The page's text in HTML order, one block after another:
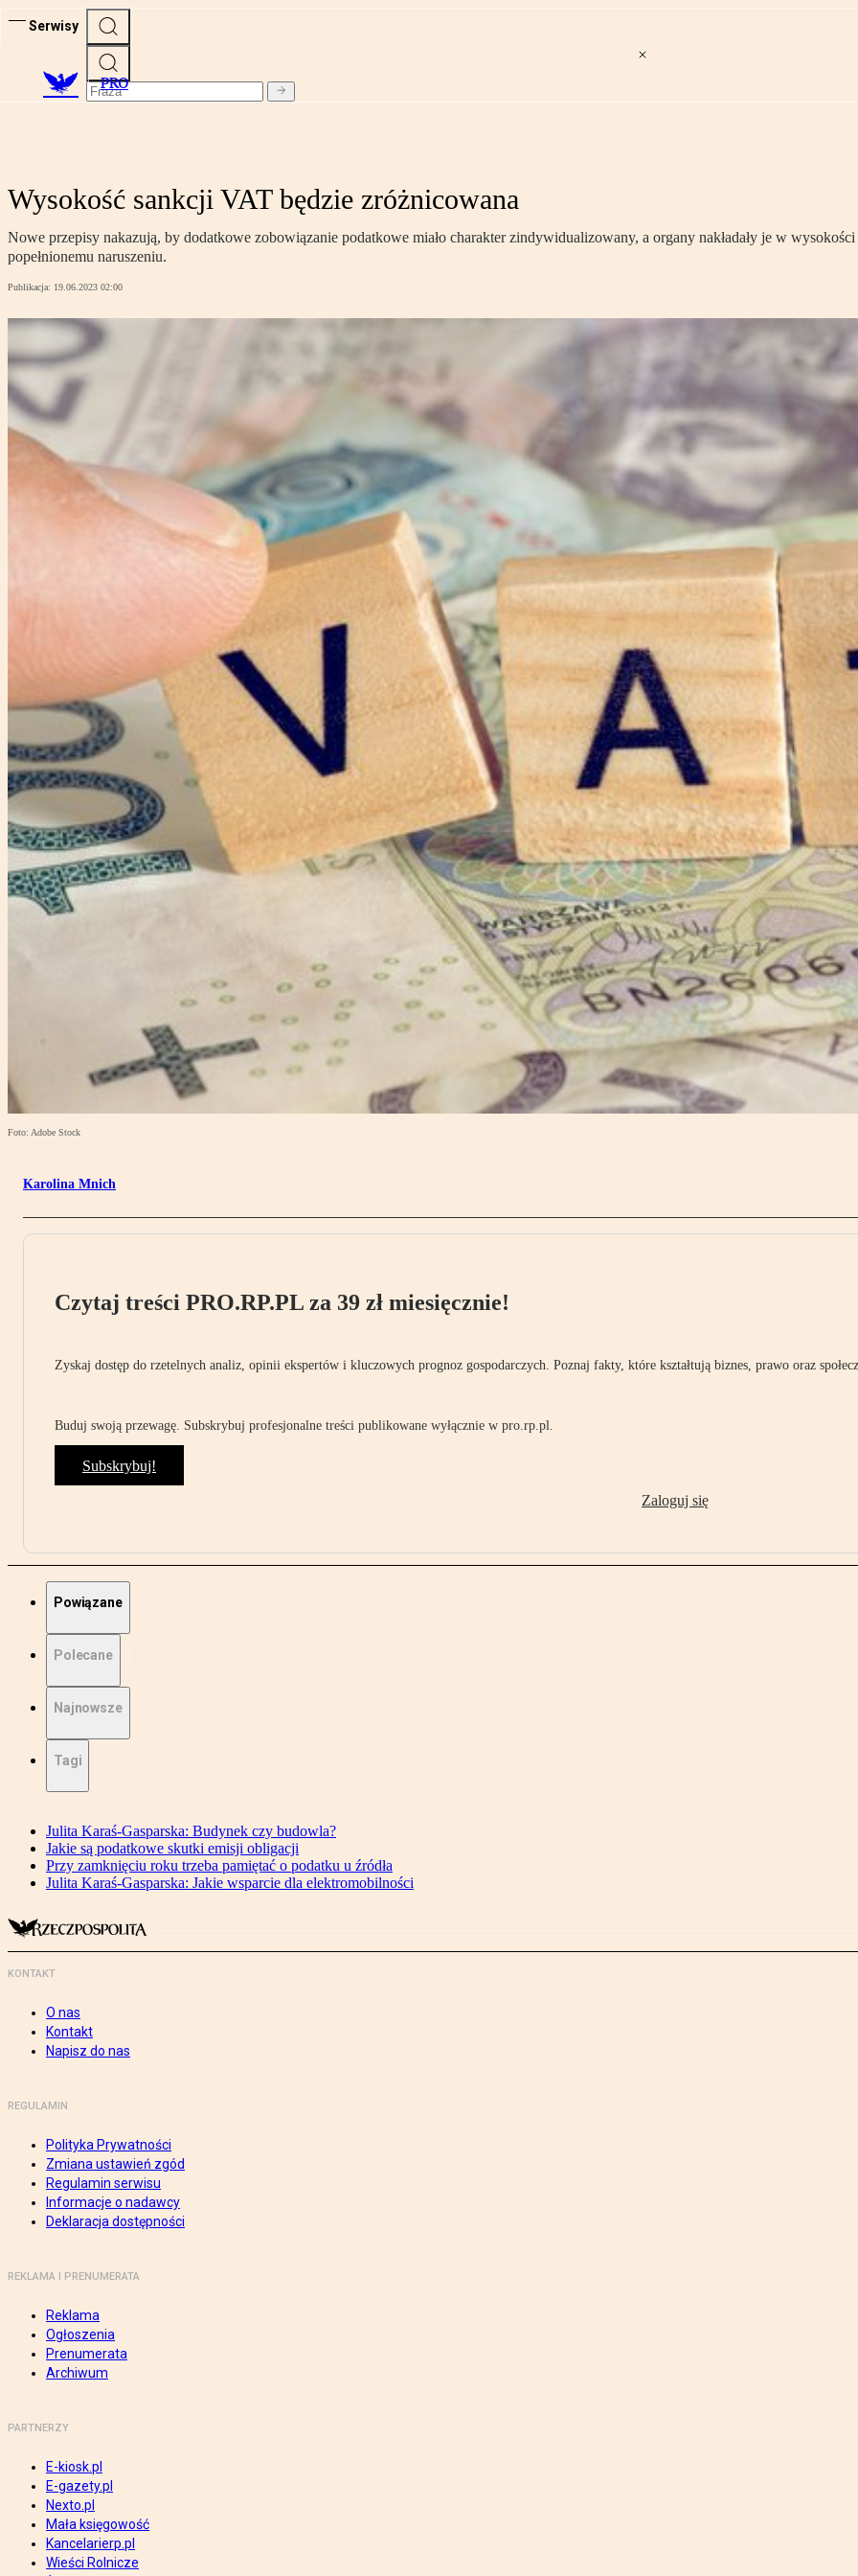
Serwisy
PRO
Wysokość sankcji VAT będzie zróżnicowana
Nowe przepisy nakazują, by dodatkowe zobowiązanie podatkowe miało charakter zindywidualizowany, a organy nakładały je w
popełnionemu naruszeniu.
Publikacja: 19.06.2023 02:00
Foto: Adobe Stock
Karolina Mnich
Czytaj treści PRO.RP.PL za 39 zł miesięcznie!
Zyskaj dostęp do rzetelnych analiz, opinii ekspertów i kluczowych prognoz gospodarczych. Poznaj fakty, które kształtują biznes, prawo oraz
Buduj swoją przewagę. Subskrybuj profesjonalne treści publikowane wyłącznie w pro.rp.pl.
Subskrybuj!
Zaloguj się
Powiązane
Polecane
Najnowsze
Tagi
Julita Karaś-Gasparska: Budynek czy budowla?
Jakie są podatkowe skutki emisji obligacji
Przy zamknięciu roku trzeba pamiętać o podatku u źródła
Julita Karaś-Gasparska: Jakie wsparcie dla elektromobilności
KONTAKT
O nas
Kontakt
Napisz do nas
REGULAMIN
Polityka Prywatności
Zmiana ustawień zgód
Regulamin serwisu
Informacje o nadawcy
Deklaracja dostępności
REKLAMA I PRENUMERATA
Reklama
Ogłoszenia
Prenumerata
Archiwum
PARTNERZY
E-kiosk.pl
E-gazety.pl
Nexto.pl
Mała księgowość
Kancelarierp.pl
Wieści Rolnicze